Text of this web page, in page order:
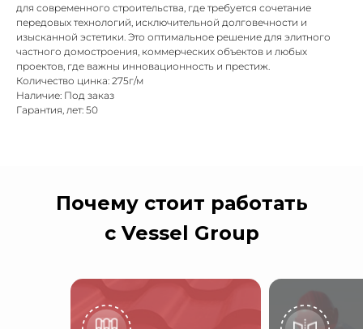
для современного строительства, где требуется сочетание
передовых технологий, исключительной долговечности и
изысканной эстетики. Это оптимальное решение для элитного
частного домостроения, коммерческих объектов и любых
проектов, где важны инновационность и престиж.
Количество цинка: 275г/м
Наличие: Под заказ
Гарантия, лет: 50
Почему стоит работать
с Vessel Group